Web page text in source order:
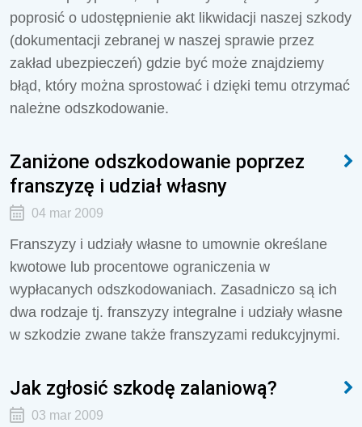
poprosić o udostępnienie akt likwidacji naszej szkody
(dokumentacji zebranej w naszej sprawie przez
zakład ubezpieczeń) gdzie być może znajdziemy
błąd, który można sprostować i dzięki temu otrzymać
należne odszkodowanie.
Zaniżone odszkodowanie poprzez
franszyzę i udział własny
04 mar 2009
Franszyzy i udziały własne to umownie określane
kwotowe lub procentowe ograniczenia w
wypłacanych odszkodowaniach. Zasadniczo są ich
dwa rodzaje tj. franszyzy integralne i udziały własne
w szkodzie zwane także franszyzami redukcyjnymi.
Jak zgłosić szkodę zalaniową?
03 mar 2009